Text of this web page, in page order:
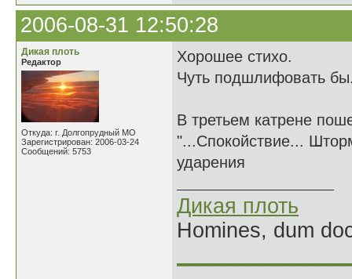
2006-08-31 12:50:28
Дикая плоть
Редактор
Откуда: г. Долгопрудный МО
Зарегистрирован: 2006-03-24
Сообщений: 5753
Хорошее стихо.
Чуть подшлифовать
В третьем катрене
"...Спокойствие...
ударения
Дикая плоть
Homines, dum